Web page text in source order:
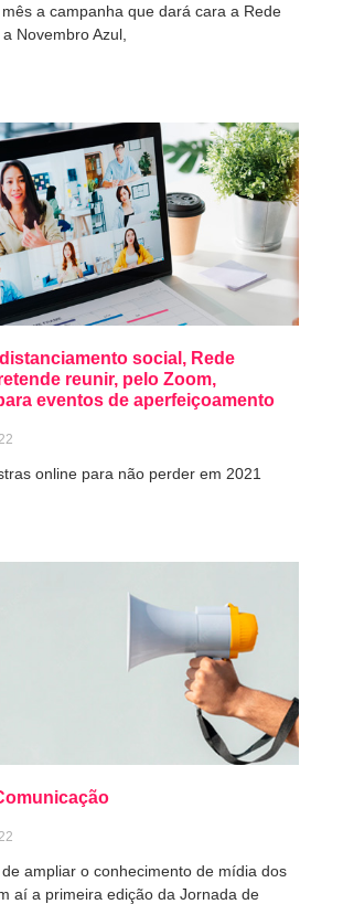
a campanha que dará cara a Rede
Novembro Azul,
social, Rede
reunir, pelo Zoom,
eventos de aperfeiçoamento
online para não perder em 2021
ampliar o conhecimento de mídia dos
aí a primeira edição da Jornada de